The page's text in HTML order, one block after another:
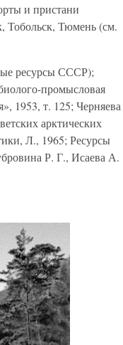
и пристани
Тобольск, Тюмень (см.
ресурсы СССР);
промысловая
1953, т. 125; Черняева
арктических
Л., 1965; Ресурсы
Р. Г., Исаева А.